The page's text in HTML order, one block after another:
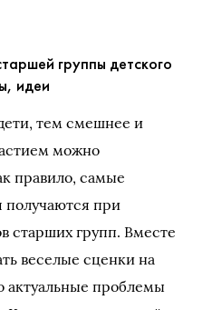
группы детского
идеи
тем смешнее и
можно
правило, самые
получаются при
старших групп. Вместе
веселые сценки на
актуальные проблемы